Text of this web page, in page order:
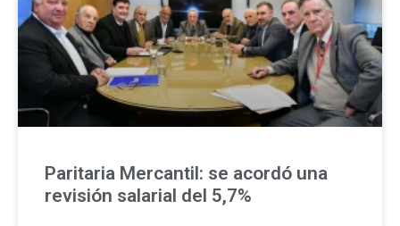
Paritaria Mercantil: se acordó una
revisión salarial del 5,7%